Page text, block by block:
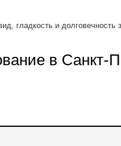
гладкость и долговечность
в Санкт-